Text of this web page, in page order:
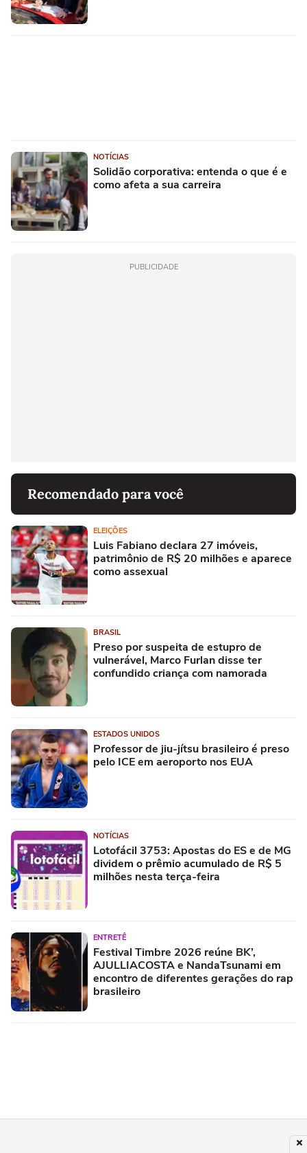
NOTÍCIAS
Solidão corporativa: entenda o que é e
como afeta a sua carreira
PUBLICIDADE
Recomendado para você
ELEIÇÕES
Luis Fabiano declara 27 imóveis,
patrimônio de R$ 20 milhões e aparece
como assexual
BRASIL
Preso por suspeita de estupro de
vulnerável, Marco Furlan disse ter
confundido criança com namorada
ESTADOS UNIDOS
Professor de jiu-jítsu brasileiro é preso
pelo ICE em aeroporto nos EUA
NOTÍCIAS
Lotofácil 3753: Apostas do ES e de MG
dividem o prêmio acumulado de R$ 5
milhões nesta terça-feira
ENTRETÊ
Festival Timbre 2026 reúne BK’,
AJULLIACOSTA e NandaTsunami em
encontro de diferentes gerações do rap
brasileiro